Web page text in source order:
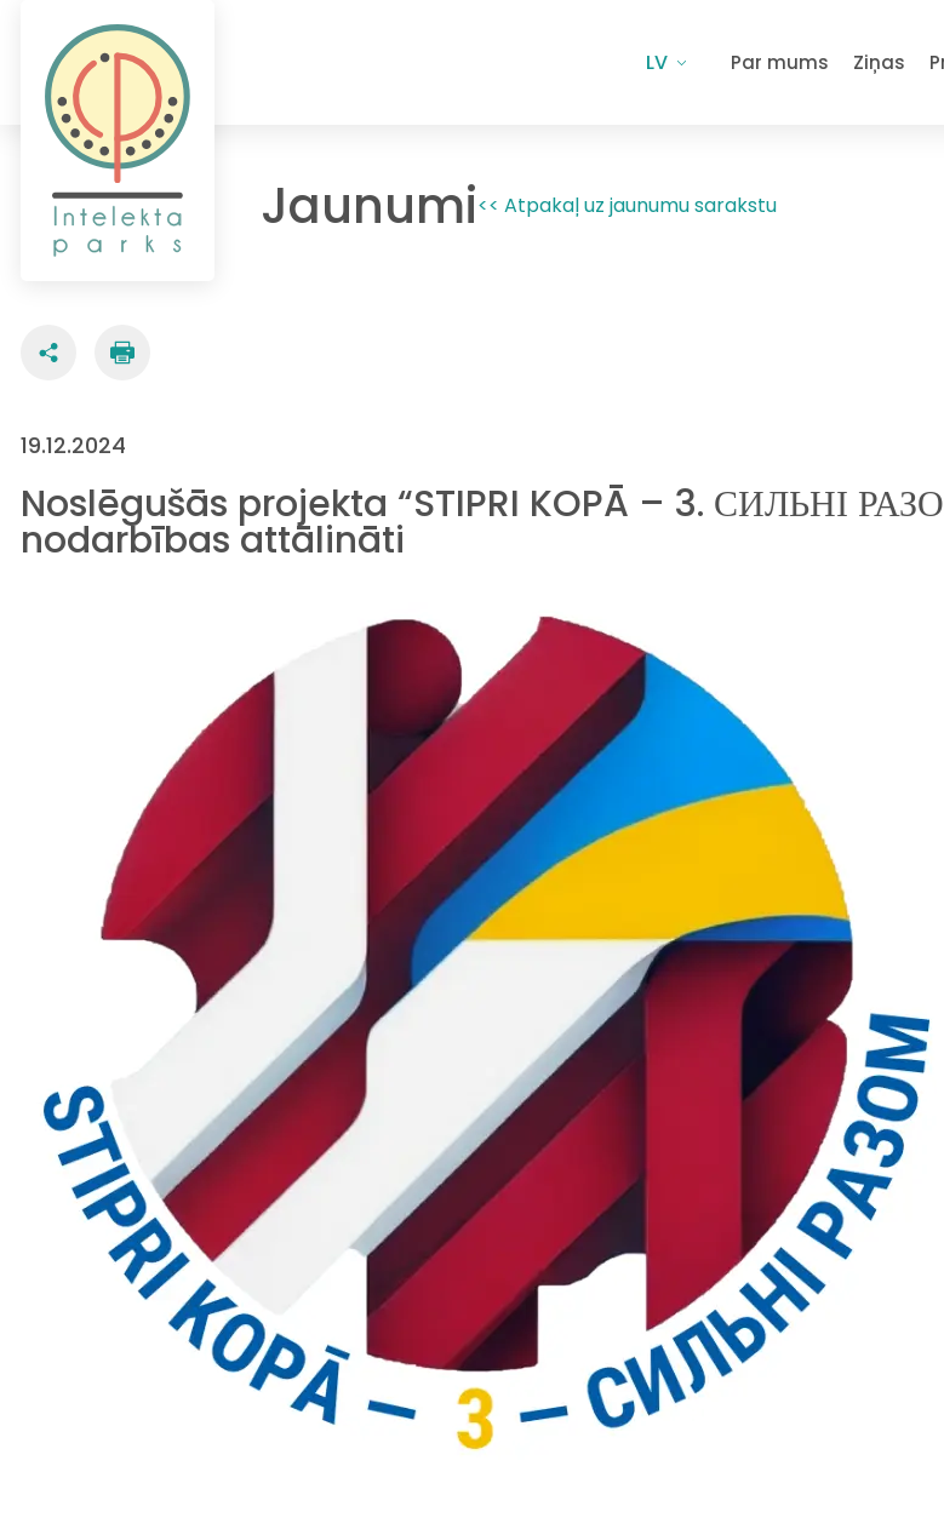
LV Par mums Ziņas
Jaunumi<< Atpakaļ uz jaunumu sarakstu
19.12.2024
Noslēgušās projekta “STIPRI KOPĀ – 3. СИЛЬНІ
nodarbības attālināti